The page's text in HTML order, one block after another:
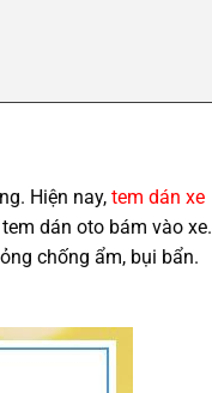
Hiện nay, tem dán xe
dán oto bám vào xe.
chống ẩm, bụi bẩn.